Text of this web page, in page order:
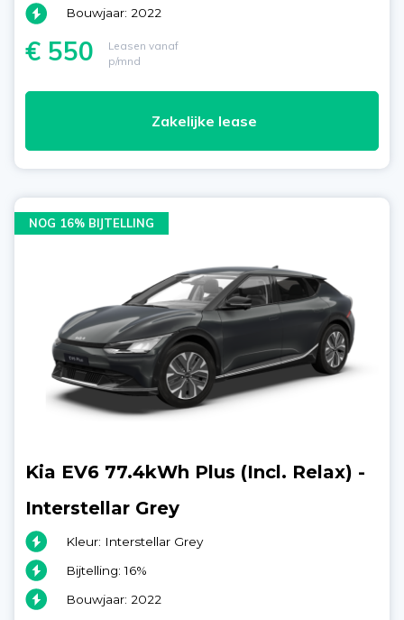
Bouwjaar: 2022
€ 550
Leasen vanaf
p/mnd
Zakelijke lease
NOG 16% BIJTELLING
Kia EV6 77.4kWh Plus (Incl. Relax) -
Interstellar Grey
Kleur: Interstellar Grey
Bijtelling: 16%
Bouwjaar: 2022